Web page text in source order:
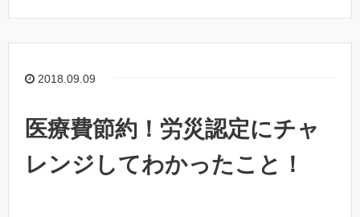
2018.09.09
医療費節約！労災認定にチャ
レンジしてわかったこと！